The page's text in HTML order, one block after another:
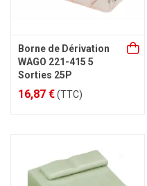
Borne de Dérivation
WAGO 221-415 5
Sorties 25P
16,87 €(TTC)